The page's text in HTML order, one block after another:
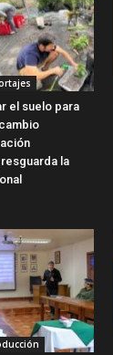
el suelo para
la